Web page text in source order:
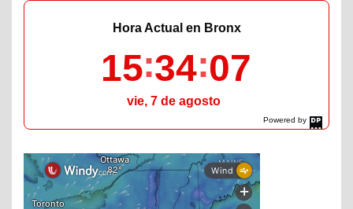
Powered by
DaysPedia.com
Hora Actual en Bronx
15 34 08
vie, 7 de agosto